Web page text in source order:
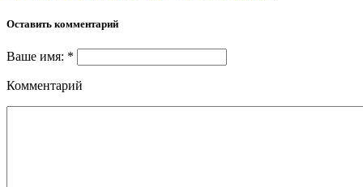
Оставить комментарий
Ваше имя: *
Комментарий